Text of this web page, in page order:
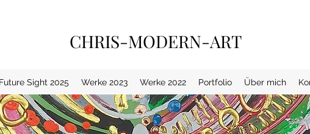
CHRIS-MODERN-ART
Sight 2025 Werke 2023 Werke 2022 Portfolio Über mich